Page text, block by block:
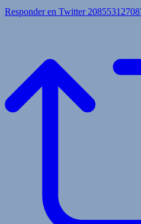
Responder en Twitter